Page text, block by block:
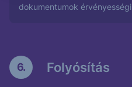
dokumentumok
6. Folyósítás